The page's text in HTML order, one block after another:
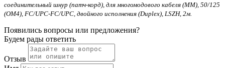
соединительный шнур (патч-корд), для многомодового кабеля (MM), 50/125
(OM4), FC/UPC-FC/UPC, двойного исполнения (Duplex), LSZH, 2м.
Появились вопросы или предложения?
Будем рады ответить
Отзыв